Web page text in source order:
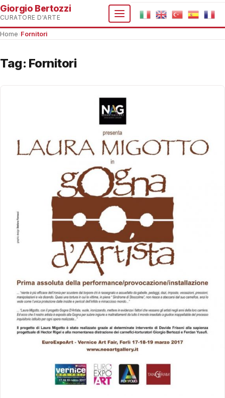
Giorgio Bertozzi
CURATORE D'ARTE
Home Fornitori
Tag: Fornitori